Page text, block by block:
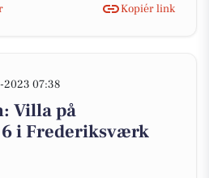
Kopiér link
2023 07:38
Villa på
6 i Frederiksværk